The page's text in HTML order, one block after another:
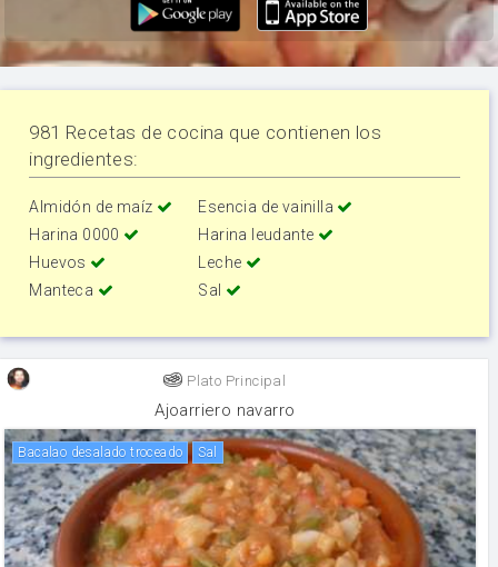
981 Recetas de cocina que contienen los
ingredientes:
Almidón de maíz
Esencia de vainilla
Harina 0000
Harina leudante
Huevos
Leche
Manteca
Sal
Plato Principal
Ajoarriero navarro
Bacalao desalado troceado sal